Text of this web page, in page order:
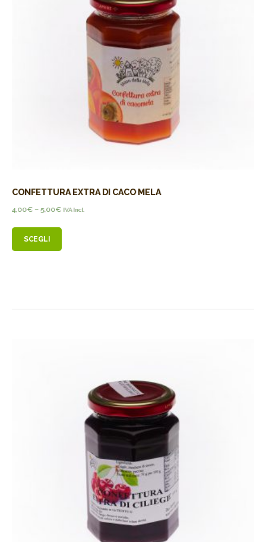
CONFETTURA EXTRA DI CACO MELA
4,00€ – 5,00€ IVA Incl.
SCEGLI